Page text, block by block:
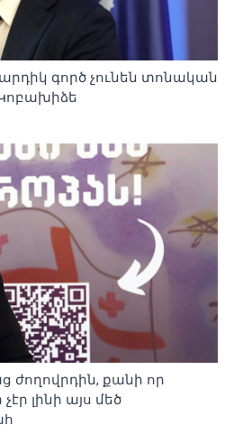
գործ չունեն տոնական
ժողովրդին, քանի որ
լինի այս մեծ